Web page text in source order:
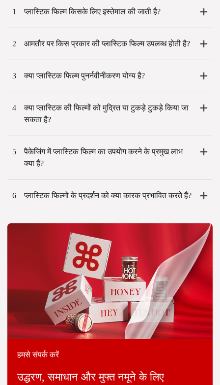
1 प्लास्टिक फिल्म किसके लिए इस्तेमाल की जाती है?
2 आमतौर पर किस प्रकार की प्लास्टिक फिल्म उपलब्ध होती है?
3 क्या प्लास्टिक फिल्म पुनर्नवीनीकरण योग्य है?
4
क्या प्लास्टिक की फिल्मों को मुद्रित या टुकड़े टुकड़े किया जा
सकता है?
5
पैकेजिंग में प्लास्टिक फिल्म का उपयोग करने के प्रमुख लाभ
क्या हैं?
6 प्लास्टिक फिल्मों के प्रदर्शन को क्या कारक प्रभावित करते हैं?
हमसे संपर्क करें
उद्धरण, समाधान और मुफ्त नमूने के लिए